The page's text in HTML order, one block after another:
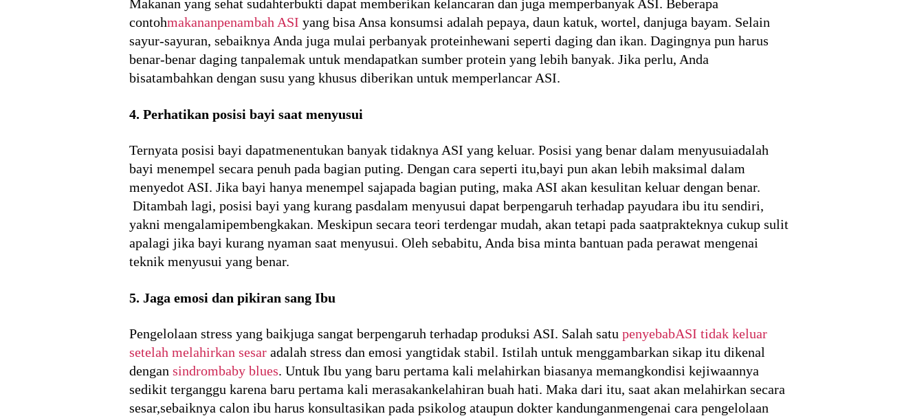
Makanan yang sehat sudahterbukti dapat memberikan kelancaran dan juga memperbanyak ASI. Beberapa
contohmakananpenambah ASI yang bisa Ansa konsumsi adalah pepaya, daun katuk, wortel, danjuga bayam. Selain
sayur-sayuran, sebaiknya Anda juga mulai perbanyak proteinhewani seperti daging dan ikan. Dagingnya pun harus
benar-benar daging tanpalemak untuk mendapatkan sumber protein yang lebih banyak. Jika perlu, Anda
bisatambahkan dengan susu yang khusus diberikan untuk memperlancar ASI.
4. Perhatikan posisi bayi saat menyusui
Ternyata posisi bayi dapatmenentukan banyak tidaknya ASI yang keluar. Posisi yang benar dalam menyusuiadalah
bayi menempel secara penuh pada bagian puting. Dengan cara seperti itu,bayi pun akan lebih maksimal dalam
menyedot ASI. Jika bayi hanya menempel sajapada bagian puting, maka ASI akan kesulitan keluar dengan benar.
Ditambah lagi, posisi bayi yang kurang pasdalam menyusui dapat berpengaruh terhadap payudara ibu itu sendiri,
yakni mengalamipembengkakan. Meskipun secara teori terdengar mudah, akan tetapi pada saatprakteknya cukup sulit
apalagi jika bayi kurang nyaman saat menyusui. Oleh sebabitu, Anda bisa minta bantuan pada perawat mengenai
teknik menyusui yang benar.
5. Jaga emosi dan pikiran sang Ibu
Pengelolaan stress yang baikjuga sangat berpengaruh terhadap produksi ASI. Salah satu penyebabASI tidak keluar
setelah melahirkan sesar adalah stress dan emosi yangtidak stabil. Istilah untuk menggambarkan sikap itu dikenal
dengan sindrombaby blues. Untuk Ibu yang baru pertama kali melahirkan biasanya memangkondisi kejiwaannya
sedikit terganggu karena baru pertama kali merasakankelahiran buah hati. Maka dari itu, saat akan melahirkan secara
sesar,sebaiknya calon ibu harus konsultasikan pada psikolog ataupun dokter kandunganmengenai cara pengelolaan